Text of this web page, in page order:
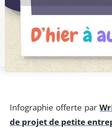
Infographie offerte par
de projet de petite